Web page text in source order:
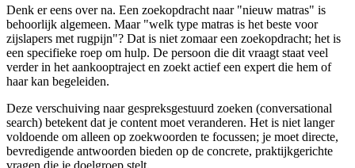
Denk er eens over na. Een zoekopdracht naar "nieuw matras" is
behoorlijk algemeen. Maar "welk type matras is het beste voor
zijslapers met rugpijn"? Dat is niet zomaar een zoekopdracht; het is
een specifieke roep om hulp. De persoon die dit vraagt staat veel
verder in het aankooptraject en zoekt actief een expert die hem of
haar kan begeleiden.
Deze verschuiving naar gespreksgestuurd zoeken (conversational
search) betekent dat je content moet veranderen. Het is niet langer
voldoende om alleen op zoekwoorden te focussen; je moet directe,
bevredigende antwoorden bieden op de concrete, praktijkgerichte